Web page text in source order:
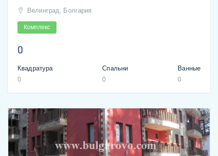
Велинград, Болгария
Комплекс
0
Квадратура
0
Спальни
0
Ванные
0